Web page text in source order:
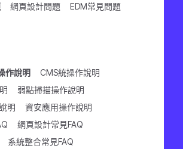
網頁設計問題
EDM常見問題
作說明
CMS統操作說明
弱點掃描操作說明
明
資安應用操作說明
網頁設計常見FAQ
系統整合常見FAQ